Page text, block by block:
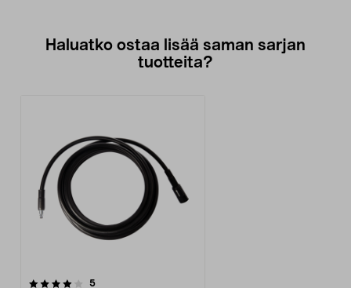
Haluatko ostaa lisää saman sarjan
tuotteita?
5arvostelut